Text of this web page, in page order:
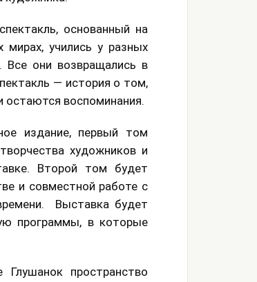
основанный на
учились у разных
Все они возвращались в
— история о том,
остаются воспоминания.
издание, первый том
художников и
Второй том будет
и совместной работе с
Выставка будет
программы, в которые
пространство